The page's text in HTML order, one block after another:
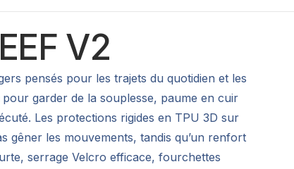
V2
pensés pour les trajets du quotidien et les
garder de la souplesse, paume en cuir
Les protections rigides en TPU 3D sur
gêner les mouvements, tandis qu’un renfort
serrage Velcro efficace, fourchettes